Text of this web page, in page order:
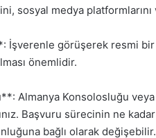
sosyal medya
İşverenle görüşerek resmi
önemlidir.
Almanya Konsolosluğu
Başvuru sürecinin ne
bağlı olarak değişebilir.